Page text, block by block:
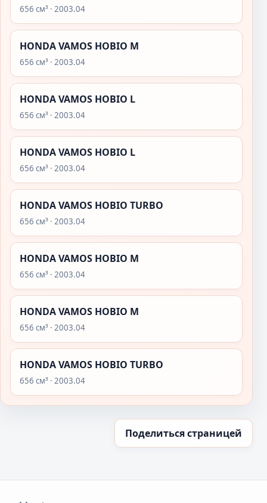
656 см³ · 2003.04
HONDA VAMOS HOBIO M
656 см³ · 2003.04
HONDA VAMOS HOBIO L
656 см³ · 2003.04
HONDA VAMOS HOBIO L
656 см³ · 2003.04
HONDA VAMOS HOBIO TURBO
656 см³ · 2003.04
HONDA VAMOS HOBIO M
656 см³ · 2003.04
HONDA VAMOS HOBIO M
656 см³ · 2003.04
HONDA VAMOS HOBIO TURBO
656 см³ · 2003.04
Поделиться страницей